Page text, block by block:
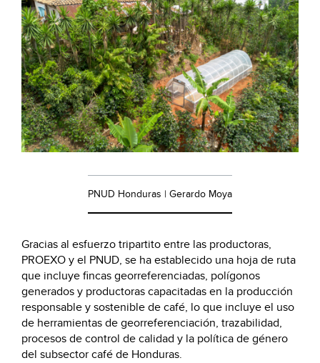
PNUD Honduras | Gerardo Moya
Gracias al esfuerzo tripartito entre las productoras,
PROEXO y el PNUD, se ha establecido una hoja de ruta
que incluye fincas georreferenciadas, polígonos
generados y productoras capacitadas en la producción
responsable y sostenible de café, lo que incluye el uso
de herramientas de georreferenciación, trazabilidad,
procesos de control de calidad y la política de género
del subsector café de Honduras.